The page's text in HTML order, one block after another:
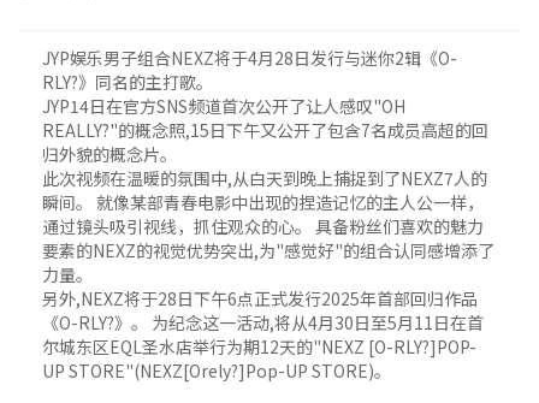
JYP娱乐男子组合NEXZ将于4月28日发行与迷你2辑《O-
RLY?》同名的主打歌。
JYP14日在官方SNS频道首次公开了让人感叹"OH
REALLY?"的概念照,15日下午又公开了包含7名成员高超的回
归外貌的概念片。
此次视频在温暖的氛围中,从白天到晚上捕捉到了NEXZ7人的
瞬间。 就像某部青春电影中出现的捏造记忆的主人公一样，
通过镜头吸引视线，抓住观众的心。 具备粉丝们喜欢的魅力
要素的NEXZ的视觉优势突出,为"感觉好"的组合认同感增添了
力量。
另外,NEXZ将于28日下午6点正式发行2025年首部回归作品
《O-RLY?》。 为纪念这一活动,将从4月30日至5月11日在首
尔城东区EQL圣水店举行为期12天的"NEXZ [O-RLY?]POP-
UP STORE"(NEXZ[Orely?]Pop-UP STORE)。